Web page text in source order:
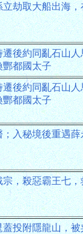
劫取大船出海
後約同亂石山
酆都國太子
後約同亂石山
酆都國太子
入秘境後重遇
，殺惡霸王七
投附隱龍山，